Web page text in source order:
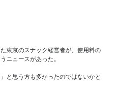
東京のスナック経営者が、使用料の
ニュースがあった。
と思う方も多かったのではないかと